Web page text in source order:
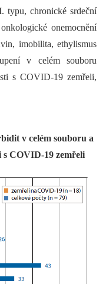
typu, chronické srdeční
onemocnění
imobilita, ethylismus
v celém souboru
s COVID-19 zemřeli,
v celém souboru a
s COVID-19 zemřeli